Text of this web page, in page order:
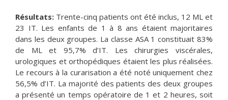
Résultats: Trente-cinq patients ont été inclus, 12 ML et
23 IT. Les enfants de 1 à 8 ans étaient majoritaires
dans les deux groupes. La classe ASA 1 constituait 83%
de ML et 95,7% d’IT. Les chirurgies viscérales,
urologiques et orthopédiques étaient les plus réalisées.
Le recours à la curarisation a été noté uniquement chez
56,5% d’IT. La majorité des patients des deux groupes
a présenté un temps opératoire de 1 et 2 heures, soit